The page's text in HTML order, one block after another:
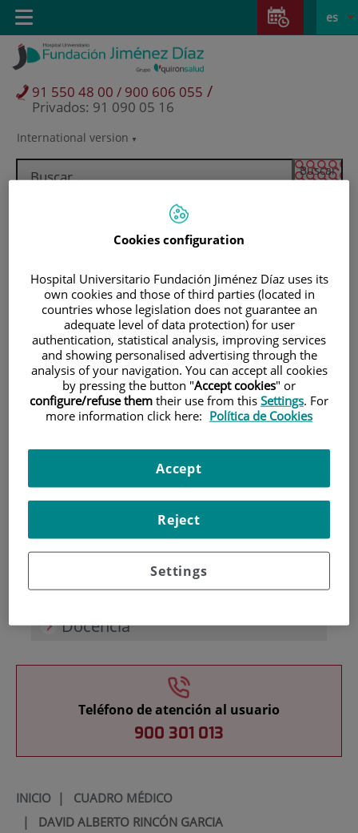
Saltar al contenido
Saltar
contenido
Selector
idioma
activo
es
International version
91 550 48 00 / 900 606 055 /
Privados: 91 090 05 16
Toggle
navigation
Pacientes y visitantes
Investigación
Docencia
Teléfono de atención al usuario
900 301 013
INICIO| CUADRO MÉDICO
| DAVID ALBERTO RINCÓN GARCIA
Cookies configuration
Hospital Universitario Fundación Jiménez Díaz uses its
own cookies and those of third parties (located in
countries whose legislation does not guarantee an
adequate level of data protection) for user
authentication, statistical analysis, improving services
and showing personalised advertising through the
analysis of your navigation. You can accept all cookies
by pressing the button "Accept cookies" or
configure/refuse them their use from this Settings. For
more information click here: Política de Cookies
Settings
Reject
Accept